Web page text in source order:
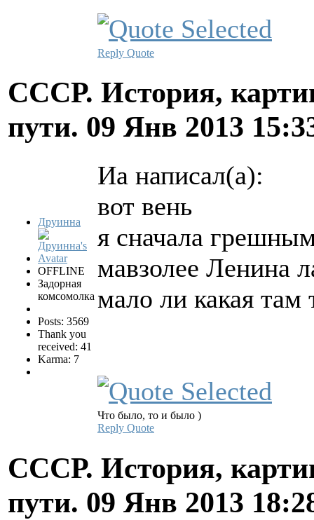
Reply Quote
СССР. История,
пути. 09 Янв 2013
Друинна
OFFLINE
Задорная
комсомолка
Posts: 3569
Thank you
received: 41
Karma: 7
Иа написал(а):
вот вень
я сначала
мавзолее Ленина
мало ли какая там
Что было, то и было )
Reply Quote
СССР. История,
пути. 09 Янв 2013